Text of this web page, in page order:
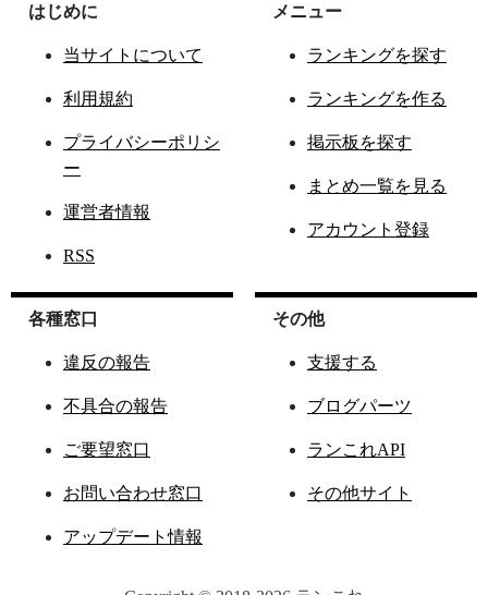
はじめに
当サイトについて
利用規約
プライバシーポリシ
ー
運営者情報
RSS
メニュー
ランキングを探す
ランキングを作る
掲示板を探す
まとめ一覧を見る
アカウント登録
各種窓口
違反の報告
不具合の報告
ご要望窓口
お問い合わせ窓口
アップデート情報
その他
支援する
ブログパーツ
ランこれAPI
その他サイト